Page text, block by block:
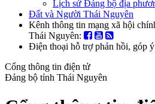
Lịch sử Đảng bộ địa
Đất và Người Thái Nguyên
Kênh thông tin mạng xã hội
Thái Nguyên:
Điện thoại hỗ trợ phản hồi, góp
Cổng thông tin điện tử
Đảng bộ tỉnh Thái Nguyên